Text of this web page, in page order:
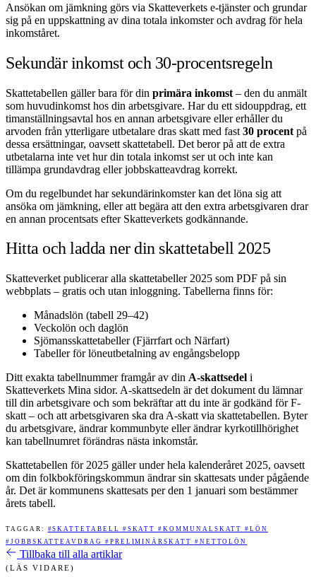
Ansökan om jämkning görs via Skatteverkets e-tjänster och grundar
sig på en uppskattning av dina totala inkomster och avdrag för hela
inkomståret.
Sekundär inkomst och 30-procentsregeln
Skattetabellen gäller bara för din primära inkomst – den du anmält
som huvudinkomst hos din arbetsgivare. Har du ett sidouppdrag, ett
timanställningsavtal hos en annan arbetsgivare eller erhåller du
arvoden från ytterligare utbetalare dras skatt med fast 30 procent på
dessa ersättningar, oavsett skattetabell. Det beror på att de extra
utbetalarna inte vet hur din totala inkomst ser ut och inte kan
tillämpa grundavdrag eller jobbskatteavdrag korrekt.
Om du regelbundet har sekundärinkomster kan det löna sig att
ansöka om jämkning, eller att begära att den extra arbetsgivaren drar
en annan procentsats efter Skatteverkets godkännande.
Hitta och ladda ner din skattetabell 2025
Skatteverket publicerar alla skattetabeller 2025 som PDF på sin
webbplats – gratis och utan inloggning. Tabellerna finns för:
Månadslön (tabell 29–42)
Veckolön och daglön
Sjömansskattetabeller (Fjärrfart och Närfart)
Tabeller för löneutbetalning av engångsbelopp
Ditt exakta tabellnummer framgår av din A-skattsedel i
Skatteverkets Mina sidor. A-skattsedeln är det dokument du lämnar
till din arbetsgivare och som bekräftar att du inte är godkänd för F-
skatt – och att arbetsgivaren ska dra A-skatt via skattetabellen. Byter
du arbetsgivare, ändrar kommunbyte eller ändrar kyrkotillhörighet
kan tabellnumret förändras nästa inkomstår.
Skattetabellen för 2025 gäller under hela kalenderåret 2025, oavsett
om din folkbokföringskommun ändrar sin skattesats under pågående
år. Det är kommunens skattesats per den 1 januari som bestämmer
årets tabell.
TAGGAR: #SKATTETABELL #SKATT#KOMMUNALSKATT#LÖN
#JOBBSKATTEAVDRAG #PRELIMINÄRSKATT #NETTOLÖN
Tillbaka till alla artiklar
(LÄS VIDARE)